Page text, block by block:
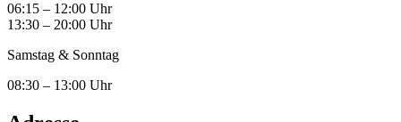
06:15 – 12:00 Uhr
13:30 – 20:00 Uhr
Samstag & Sonntag
08:30 – 13:00 Uhr